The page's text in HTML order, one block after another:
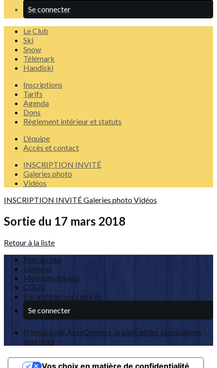
Se connecter
Le Club
Ski
Snow
Télémark
Handiski
Inscriptions
Tarifs
Agenda
Dons
Règlement intérieur et statuts
L'équipe
Accès et contact
INSCRIPTION INVITÉ
Galeries photo
Vidéos
INSCRIPTION INVITÉGaleries photoVidéos
Sortie du 17 mars 2018
Retour à la liste
Plan du site
Licences
Mentions légales
CGUV
Paramétrer vos cookies
Se connecter
Propulsé par AssoConnect, le logiciel des associations
Sportives
Vos choix en matière de confidentialité